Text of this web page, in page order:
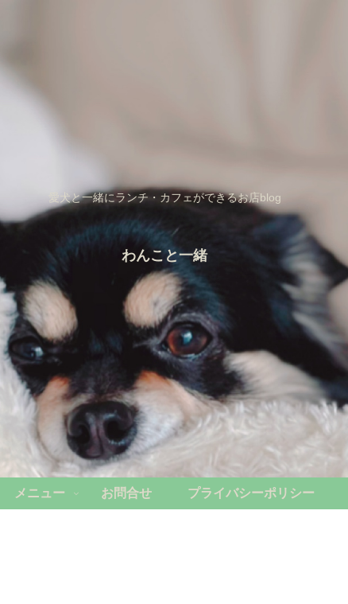
愛犬と一緒にランチ・カフェができるお店blog
わんこと一緒
メニュー お問合せ プライバシーポリシー